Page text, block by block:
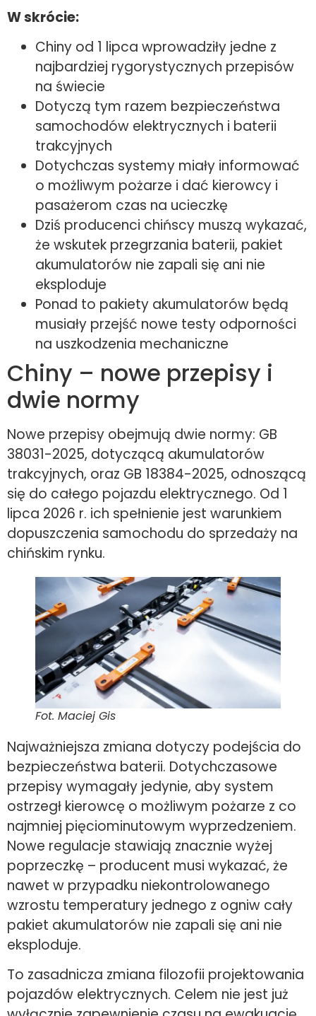
W skrócie:
Chiny od 1 lipca wprowadziły jedne z
najbardziej rygorystycznych przepisów
na świecie
Dotyczą tym razem bezpieczeństwa
samochodów elektrycznych i baterii
trakcyjnych
Dotychczas systemy miały informować
o możliwym pożarze i dać kierowcy i
pasażerom czas na ucieczkę
Dziś producenci chińscy muszą wykazać,
że wskutek przegrzania baterii, pakiet
akumulatorów nie zapali się ani nie
eksploduje
Ponad to pakiety akumulatorów będą
musiały przejść nowe testy odporności
na uszkodzenia mechaniczne
Chiny – nowe przepisy i
dwie normy
Nowe przepisy obejmują dwie normy: GB
38031-2025, dotyczącą akumulatorów
trakcyjnych, oraz GB 18384-2025, odnoszącą
się do całego pojazdu elektrycznego. Od 1
lipca 2026 r. ich spełnienie jest warunkiem
dopuszczenia samochodu do sprzedaży na
chińskim rynku.
Fot. Maciej Gis
Najważniejsza zmiana dotyczy podejścia do
bezpieczeństwa baterii. Dotychczasowe
przepisy wymagały jedynie, aby system
ostrzegł kierowcę o możliwym pożarze z co
najmniej pięciominutowym wyprzedzeniem.
Nowe regulacje stawiają znacznie wyżej
poprzeczkę – producent musi wykazać, że
nawet w przypadku niekontrolowanego
wzrostu temperatury jednego z ogniw cały
pakiet akumulatorów nie zapali się ani nie
eksploduje.
To zasadnicza zmiana filozofii projektowania
pojazdów elektrycznych. Celem nie jest już